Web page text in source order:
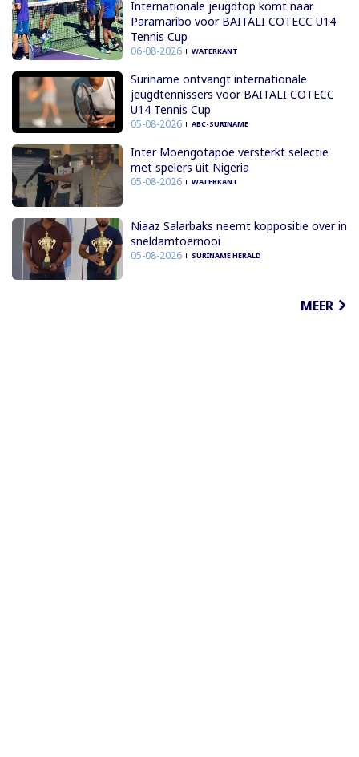
Internationale jeugdtop komt naar
Paramaribo voor BAITALI COTECC U14
Tennis Cup
06-08-2026 WATERKANT
Suriname ontvangt internationale
jeugdtennissers voor BAITALI COTECC
U14 Tennis Cup
05-08-2026 ABC-SURINAME
Inter Moengotapoe versterkt selectie
met spelers uit Nigeria
05-08-2026 WATERKANT
Niaaz Salarbaks neemt koppositie over in
sneldamtoernooi
05-08-2026 SURINAME HERALD
MEER